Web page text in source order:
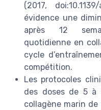
(2017,
évidence une
après 12
quotidienne en
cycle
compétition.
Les protocoles
des doses de 5
collagène marin